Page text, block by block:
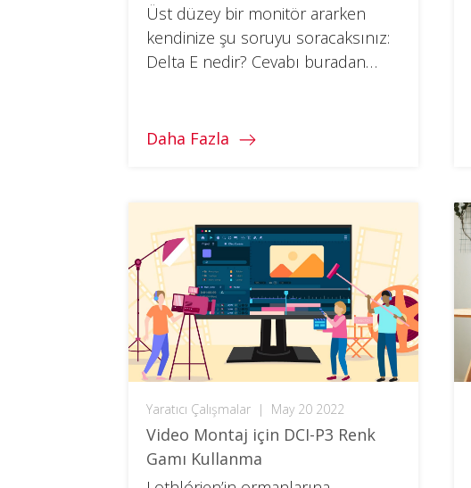
Üst düzey bir monitör ararken
kendinize şu soruyu soracaksınız:
Delta E nedir? Cevabı buradan
olduğunu).
Daha Fazla
Yaratıcı Çalışmalar | May 20 2022
Video Montaj için DCI-P3 Renk
Gamı Kullanma